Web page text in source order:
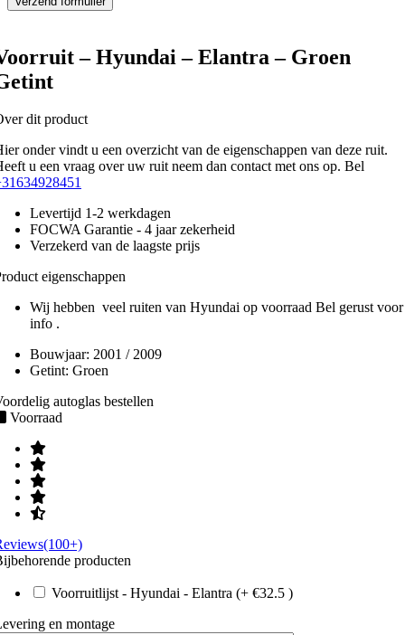
– Hyundai – Elantra – Groen
dit product
onder vindt u een overzicht van de eigenschappen van deze ruit.
u een vraag over uw ruit neem dan contact met ons op. Bel
Levertijd 1-2 werkdagen
FOCWA Garantie - 4 jaar zekerheid
Verzekerd van de laagste prijs
eigenschappen
Wij hebben veel ruiten van Hyundai op voorraad Bel gerust voor
info .
Bouwjaar: 2001 / 2009
Getint: Groen
autoglas bestellen
Voorraad
producten
Voorruitlijst - Hyundai - Elantra (+ €32.5 )
en montage